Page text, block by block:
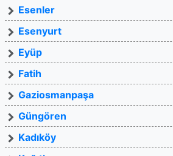
Esenler
Esenyurt
Eyüp
Fatih
Gaziosmanpaşa
Güngören
Kadıköy